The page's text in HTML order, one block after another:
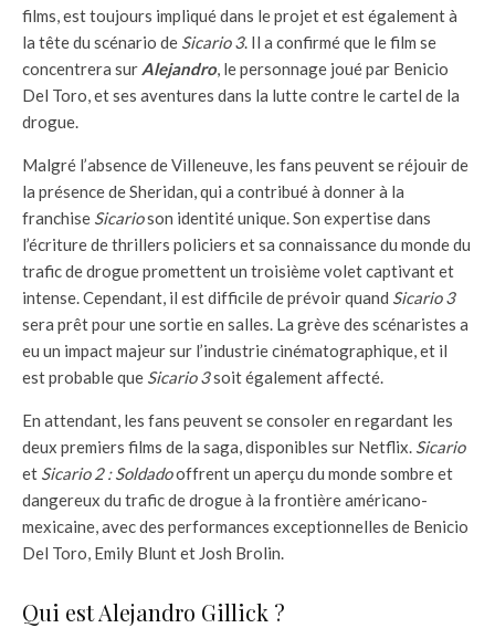
films, est toujours impliqué dans le projet et est également à
la tête du scénario de Sicario 3. Il a confirmé que le film se
concentrera sur Alejandro, le personnage joué par Benicio
Del Toro, et ses aventures dans la lutte contre le cartel de la
drogue.
Malgré l’absence de Villeneuve, les fans peuvent se réjouir de
la présence de Sheridan, qui a contribué à donner à la
franchise Sicarioson identité unique. Son expertise dans
l’écriture de thrillers policiers et sa connaissance du monde du
trafic de drogue promettent un troisième volet captivant et
intense. Cependant, il est difficile de prévoir quand Sicario 3
sera prêt pour une sortie en salles. La grève des scénaristes a
eu un impact majeur sur l’industrie cinématographique, et il
est probable que Sicario 3soit également affecté.
En attendant, les fans peuvent se consoler en regardant les
deux premiers films de la saga, disponibles sur Netflix. Sicario
et Sicario 2 : Soldadooffrent un aperçu du monde sombre et
dangereux du trafic de drogue à la frontière américano-
mexicaine, avec des performances exceptionnelles de Benicio
Del Toro, Emily Blunt et Josh Brolin.
Qui est Alejandro Gillick ?